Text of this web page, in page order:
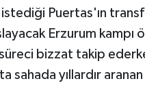
Puertas'ın
Erzurum kampı
bizzat takip
sahada yıllardır